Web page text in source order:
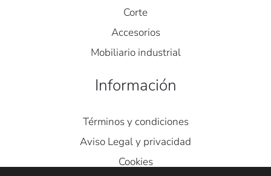
Corte
Accesorios
Mobiliario industrial
Información
Términos y condiciones
Aviso Legal y privacidad
Cookies